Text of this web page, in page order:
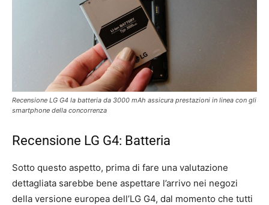
Recensione LG G4 la batteria da 3000 mAh assicura prestazioni in linea con gli
smartphone della concorrenza
Recensione LG G4: Batteria
Sotto questo aspetto, prima di fare una valutazione
dettagliata sarebbe bene aspettare l’arrivo nei negozi
della versione europea dell’LG G4, dal momento che tutti